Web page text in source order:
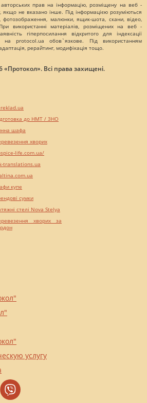
прав на інформацію, розміщену на веб -
якщо не вказано інше. Під інформацією розуміються
фотозображення, малюнки, ящик-шота, скани, відео,
використанні матеріалів, розміщених на веб -
гіперпосилання відкритого для індексації
на protocol.ua обов`язкове. Під використанням
рерайтинг, модифікація тощо.
Всі права захищені.
услугу
до НМТ / ЗНО
шафа
хворих
life.com.ua/
translations.ua
купе
сумки
стелі Nova Stelya
хворих за